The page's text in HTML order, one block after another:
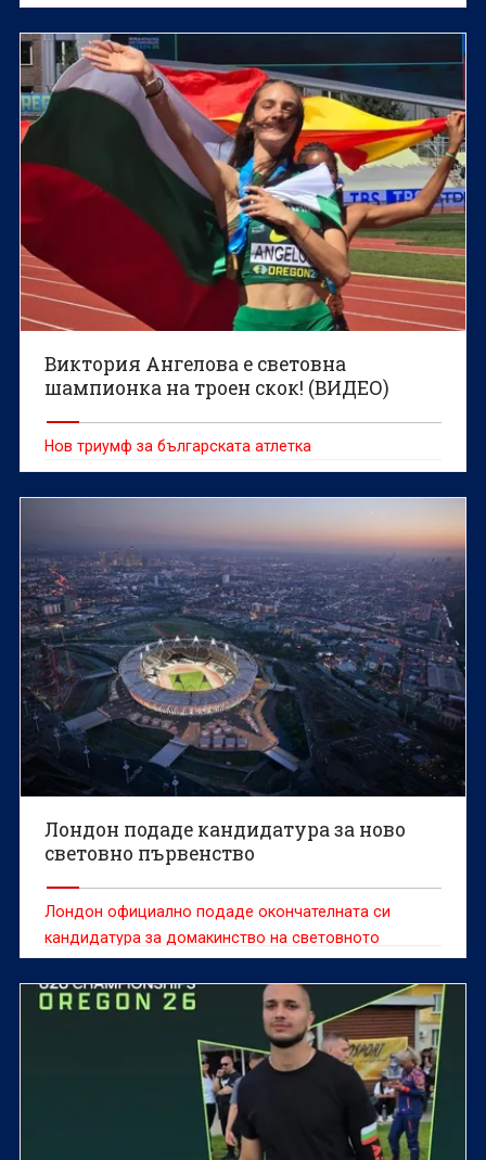
Виктория Ангелова е световна
шампионка на троен скок! (ВИДЕО)
Нов триумф за българската атлетка
Лондон подаде кандидатура за ново
световно първенство
Лондон официално подаде окончателната си
кандидатура за домакинство на световното
първенство по лека атлетика през 2029 година.